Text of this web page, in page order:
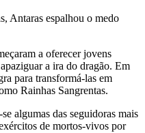
Antaras espalhou o medo
a oferecer jovens
a ira do dragão. Em
para transformá-las em
Rainhas Sangrentas.
algumas das seguidoras mais
de mortos-vivos por